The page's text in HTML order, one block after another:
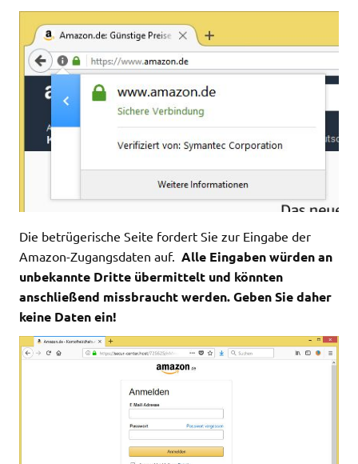
Die betrügerische Seite fordert Sie zur Eingabe der
Amazon-Zugangsdaten auf. Alle Eingaben würden an
unbekannte Dritte übermittelt und könnten
anschließend missbraucht werden. Geben Sie daher
keine Daten ein!